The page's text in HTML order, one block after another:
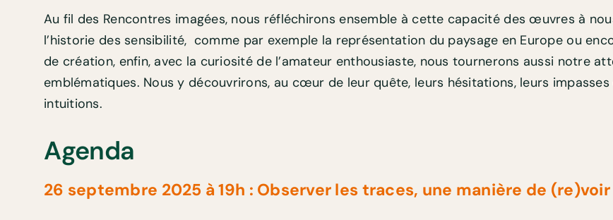
Au fil des Rencontres imagées, nous réfléchirons ensemble à cette capacité des œuvres à
l’historie des sensibilité, comme par exemple la représentation du paysage en Europe ou
de création, enfin, avec la curiosité de l’amateur enthousiaste, nous tournerons aussi notre
emblématiques. Nous y découvrirons, au cœur de leur quête, leurs hésitations, leurs
intuitions.
Agenda
26 septembre 2025 à 19h : Observer les traces, une manière de